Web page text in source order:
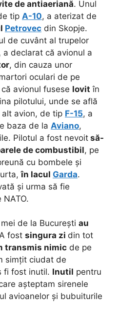
de antiaeriană. Unul
tip A-10, a aterizat de
Petrovec din Skopje.
de cuvânt al trupelor
a declarat că avionul a
, din cauza unor
oculari de pe
avionul fusese lovit în
pilotului, unde se află
avion, de tip F-15, a
baza de la Aviano,
Pilotul a fost nevoit să-
de combustibil, pe
cu bombele și
în lacul Garda.
și urma să fie
de la București au
fost singura zi din tot
transmis nimic de pe
simțit ciudat de
fi fost inutil. Inutil pentru
așteptam sirenele
avioanelor și bubuiturile